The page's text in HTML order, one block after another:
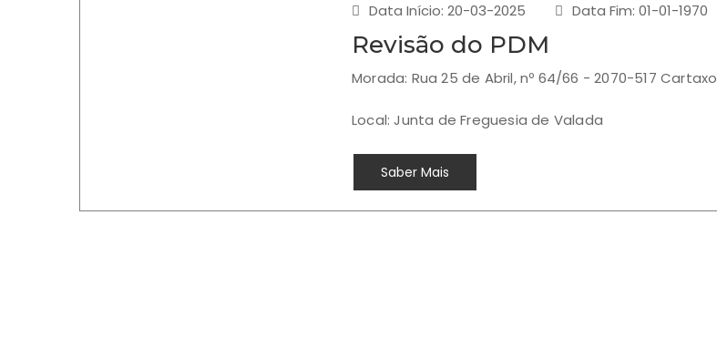
Data Início: 20-03-2025 Data Fim: 01-01-1970
Revisão do PDM
Morada: Rua 25 de Abril, nº 64/66 - 2070-517 Cartaxo
Local: Junta de Freguesia de Valada
Saber Mais